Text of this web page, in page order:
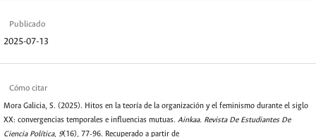
Publicado
2025-07-13
Cómo citar
Mora Galicia, S. (2025). Hitos en la teoría de la organización y el feminismo durante el siglo
XX: convergencias temporales e influencias mutuas. Ainkaa. Revista De Estudiantes De
Ciencia Política, 9(16), 77-96. Recuperado a partir de